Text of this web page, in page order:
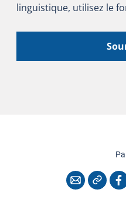
linguistique, utilisez le
CourrielCopier